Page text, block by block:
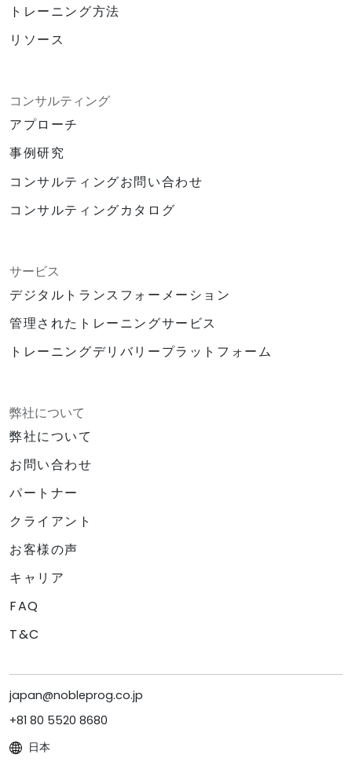
トレーニング方法
リソース
コンサルティング
アプローチ
事例研究
コンサルティングお問い合わせ
コンサルティングカタログ
サービス
デジタルトランスフォーメーション
管理されたトレーニングサービス
トレーニングデリバリープラットフォーム
弊社について
弊社について
お問い合わせ
パートナー
クライアント
お客様の声
キャリア
FAQ
T&C
japan@nobleprog.co.jp
+81 80 5520 8680
日本